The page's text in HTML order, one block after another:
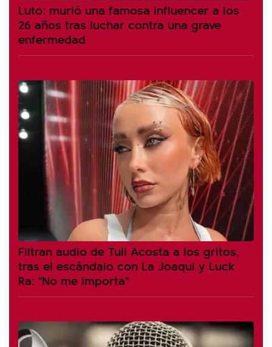
Luto: murió una famosa influencer a los
26 años tras luchar contra una grave
enfermedad
Filtran audio de Tuli Acosta a los gritos,
tras el escándalo con La Joaqui y Luck
Ra: "No me importa"